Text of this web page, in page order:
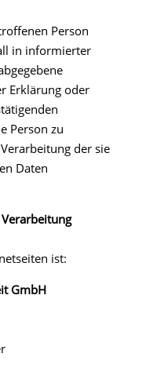
Person
in informierter
Erklärung oder
Person zu
der sie
Daten
ist:
GmbH